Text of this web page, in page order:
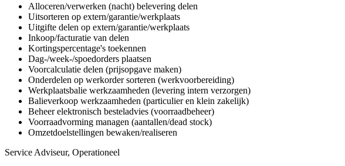
Alloceren/verwerken (nacht) belevering delen
Uitsorteren op extern/garantie/werkplaats
Uitgifte delen op extern/garantie/werkplaats
Inkoop/facturatie van delen
Kortingspercentage's toekennen
Dag-/week-/spoedorders plaatsen
Voorcalculatie delen (prijsopgave maken)
Onderdelen op werkorder sorteren (werkvoorbereiding)
Werkplaatsbalie werkzaamheden (levering intern verzorgen)
Balieverkoop werkzaamheden (particulier en klein zakelijk)
Beheer elektronisch besteladvies (voorraadbeheer)
Voorraadvorming managen (aantallen/dead stock)
Omzetdoelstellingen bewaken/realiseren
Service Adviseur, Operationeel